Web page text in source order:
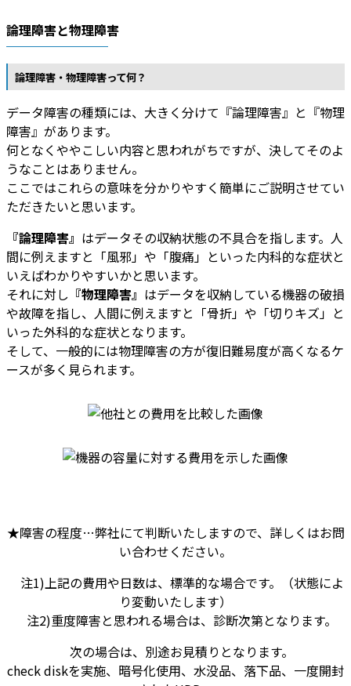
論理障害と物理障害
論理障害・物理障害って何？
データ障害の種類には、大きく分けて『論理障害』と『物理
障害』があります。
何となくややこしい内容と思われがちですが、決してそのよ
うなことはありません。
ここではこれらの意味を分かりやすく簡単にご説明させてい
ただきたいと思います。
『論理障害』 はデータその収納状態の不具合を指します。人
間に例えますと「風邪」や「腹痛」といった内科的な症状と
いえばわかりやすいかと思います。
それに対し 『物理障害』 はデータを収納している機器の破損
や故障を指し、人間に例えますと「骨折」や「切りキズ」と
いった外科的な症状となります。
そして、一般的には物理障害の方が復旧難易度が高くなるケ
ースが多く見られます。
★障害の程度…弊社にて判断いたしますので、詳しくはお問
い合わせください。
注1)上記の費用や日数は、標準的な場合です。（状態によ
り変動いたします）
注2)重度障害と思われる場合は、診断次第となります。
次の場合は、別途お見積りとなります。
check diskを実施、暗号化使用、水没品、落下品、一度開封